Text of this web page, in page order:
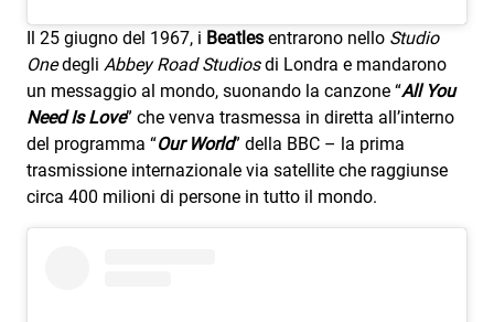
Eventi
Il 25 giugno del 1967, i Beatles entrarono nello Studio
Onedegli Abbey Road Studiosdi Londra e mandarono
un messaggio al mondo, suonando la canzone “All You
Need Is Love” che venva trasmessa in diretta all’interno
del programma “Our World” della BBC – la prima
trasmissione internazionale via satellite che raggiunse
circa 400 milioni di persone in tutto il mondo.